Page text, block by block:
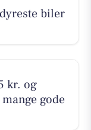
biler
kr. og
gode